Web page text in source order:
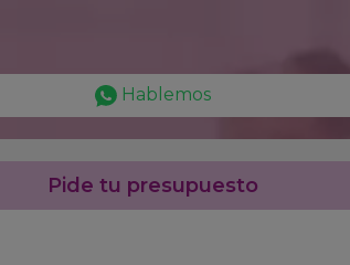
Hablemos
Pide tu presupuesto